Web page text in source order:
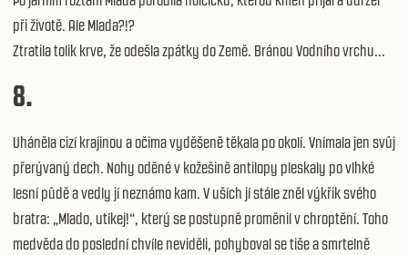
při životě. Ale Mlada?!?
Ztratila tolik krve, že odešla zpátky do Země. Bránou Vodního vrchu...
8.
Uháněla cizí krajinou a očima vyděšeně těkala po okolí. Vnímala jen svůj
přerývaný dech. Nohy oděné v kožešině antilopy pleskaly po vlhké
lesní půdě a vedly jí neznámo kam. V uších jí stále zněl výkřik svého
bratra: „Mlado, utíkej!“, který se postupně proměnil v chroptění. Toho
medvěda do poslední chvíle neviděli, pohyboval se tiše a smrtelně